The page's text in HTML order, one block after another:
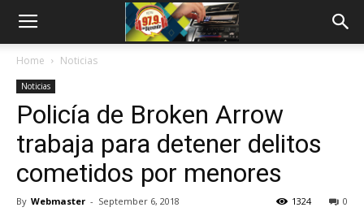
Home Noticias
Noticias
Policía de Broken Arrow
trabaja para detener delitos
cometidos por menores
By Webmaster - September 6, 2018 0
1324